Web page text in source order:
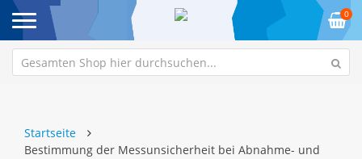
0
Startseite
Bestimmung der Messunsicherheit bei Abnahme- und